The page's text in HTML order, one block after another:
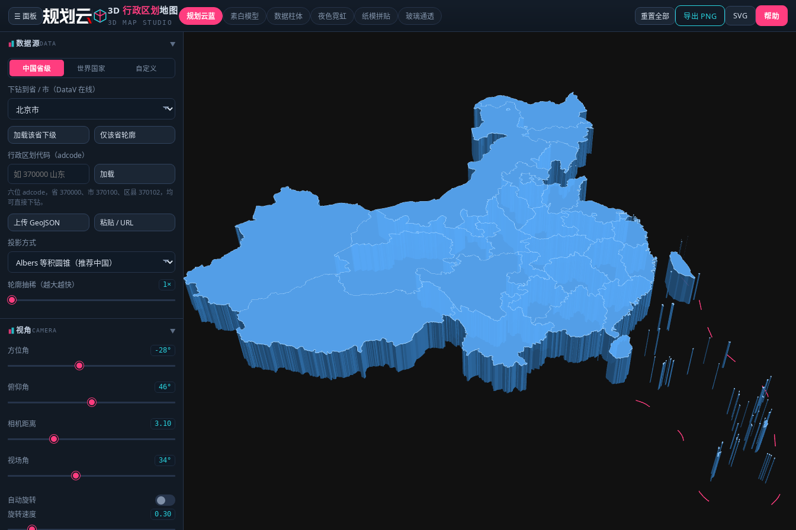
☰ 面板 3D行政区划地图
3D MAP STUDIO
规划云蓝 素白模型 数据柱体 夜色霓虹 纸模拼贴 玻璃通透 重置全部 导出 PNG SVG 帮助
数据源DATA ▶
中国省级 世界国家 自定义
下钻到省 / 市（DataV 在线）
加载该省下级
仅该省轮廓
行政区划代码（adcode）
加载
六位 adcode，省 370000、市 370100、区县 370102，均
可直接下钻。
上传 GeoJSON
粘贴 / URL
投影方式
轮廓抽稀（越大越快） 1×
视角CAMERA ▶
方位角 -28°
俯仰角 46°
相机距离 3.10
视场角 34°
自动旋转
旋转速度
0.30